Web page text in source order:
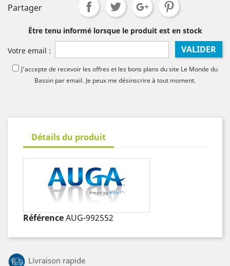
Partager
Être tenu informé lorsque le produit est en stock
Votre email : VALIDER
J'accepte de recevoir les offres et les bons plans du site Le Monde du
Bassin par email. Je peux me désinscrire à tout moment.
Détails du produit
RéférenceAUG-992552
Livraison rapide